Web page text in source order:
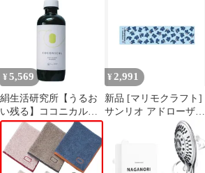
480GSM #003
JapanTechnology タオル
¥ 5,569
絹生活研究所【うるお
い残る】ココニカル全
身シャンプー 500ｍL
石油系界面活性剤不使
用
¥ 2,991
新品 [マリモクラフト]
サンリオ アドローザト
ルマリィ マフラータオ